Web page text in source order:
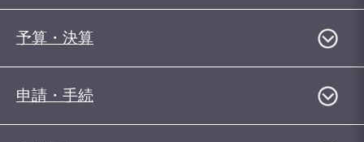
予算・決算
申請・手続